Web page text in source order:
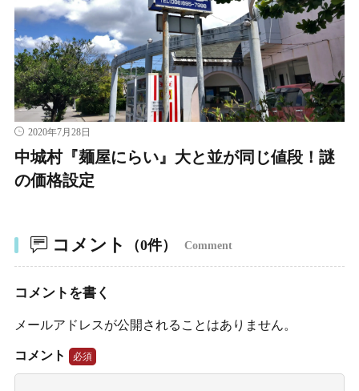
2020年7月28日
中城村『麺屋にらい』大と並が同じ値段！謎
の価格設定
コメント （0件） Comment
コメントを書く
メールアドレスが公開されることはありません。
コメント